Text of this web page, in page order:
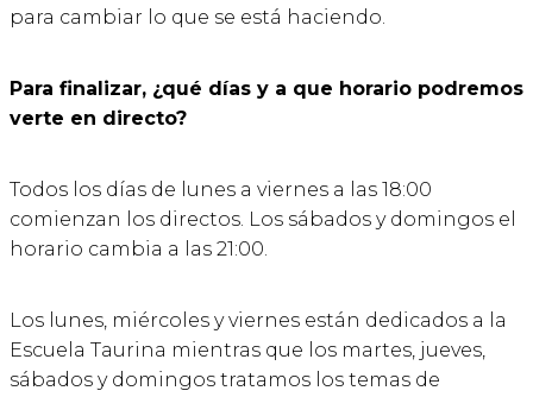
para cambiar lo que se está haciendo.
Para finalizar, ¿qué días y a que horario podremos
verte en directo?
Todos los días de lunes a viernes a las 18:00
comienzan los directos. Los sábados y domingos el
horario cambia a las 21:00.
Los lunes, miércoles y viernes están dedicados a la
Escuela Taurina mientras que los martes, jueves,
sábados y domingos tratamos los temas de